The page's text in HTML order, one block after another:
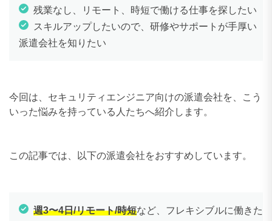
残業なし、リモート、時短で働ける仕事を探したい
スキルアップしたいので、研修やサポートが手厚い
派遣会社を知りたい
今回は、セキュリティエンジニア向けの派遣会社を、こう
いった悩みを持っている人たちへ紹介します。
この記事では、以下の派遣会社をおすすめしています。
週3〜4日/リモート/時短など、フレキシブルに働きた